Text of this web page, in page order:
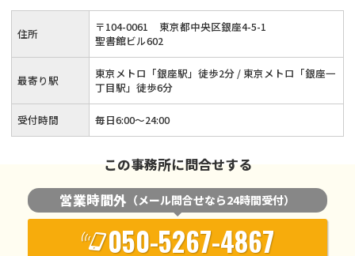
住所 〒104-0061
東京都中央区銀座4-5-1
聖書館ビル602
最寄り駅
東京メトロ「銀座駅」徒歩2分 / 東京メトロ「銀座一
丁目駅」徒歩6分
受付時間 毎日6:00～24:00
この事務所に問合せする
営業時間外 （メール問合せなら24時間受付）
050-5267-4867